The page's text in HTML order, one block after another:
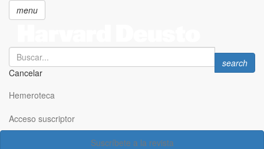
principal
menu
Search
Cancelar
Search
search
Hemeroteca
Acceso suscriptor
Suscríbete a la revista
Acceso suscriptor